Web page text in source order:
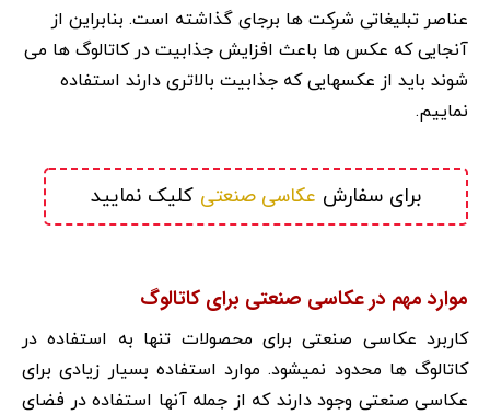
عناصر تبلیغاتی شرکت ها برجای گذاشته است. بنابراین از
آنجایی که عکس ها باعث افزایش جذابیت در کاتالوگ ها می
شوند باید از عکسهایی که جذابیت بالاتری دارند استفاده
نماییم.
برای سفارش عکاسی صنعتی کلیک نمایید
موارد مهم در عکاسی صنعتی برای کاتالوگ
کاربرد عکاسی صنعتی برای محصولات تنها به استفاده در
کاتالوگ ها محدود نمیشود. موارد استفاده بسیار زیادی برای
عکاسی صنعتی وجود دارند که از جمله آنها استفاده در فضای